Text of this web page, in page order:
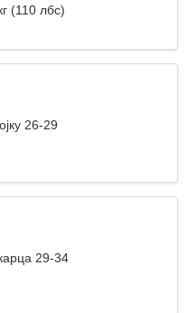
(110 лбс)
26-29
29-34